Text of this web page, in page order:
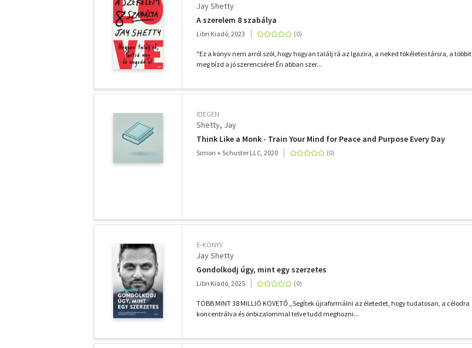
Jay Shetty
A szerelem 8 szabálya
Libri Kiadó, 2023
"Ez a könyv nem arról szól, hogy hogyan találj rá az Igazira, a neked tökéletes társra, a többit
meg bízd a jó szerencsére! Én abban szer...
IDEGEN
Shetty, Jay
Think Like a Monk - Train Your Mind for Peace and Purpose Every Day
Simon + Schuster LLC, 2020
E-KÖNYV
Jay Shetty
Gondolkodj úgy, mint egy szerzetes
Libri Kiadó, 2025
TÖBB MINT 38 MILLIÓ KÖVETŐ ,,Segítek újraformálni az életedet, hogy tudatosan, a célodra
koncentrálva és önbizalommal telve tudd meghozni...